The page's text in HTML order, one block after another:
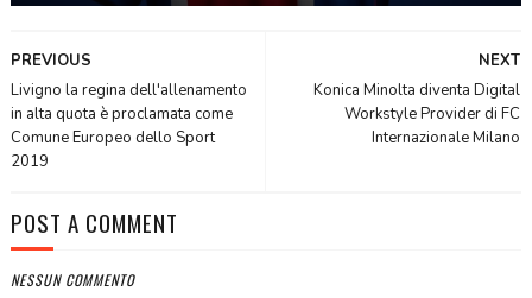
NEXT
Konica Minolta diventa Digital
Workstyle Provider di FC
Internazionale Milano
PREVIOUS
Livigno la regina dell'allenamento
in alta quota è proclamata come
Comune Europeo dello Sport
2019
POST A COMMENT
NESSUN COMMENTO